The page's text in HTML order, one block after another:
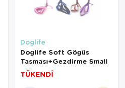
Doglife
Doglife Soft Gögüs
Tasması+Gezdirme Small
TÜKENDİ